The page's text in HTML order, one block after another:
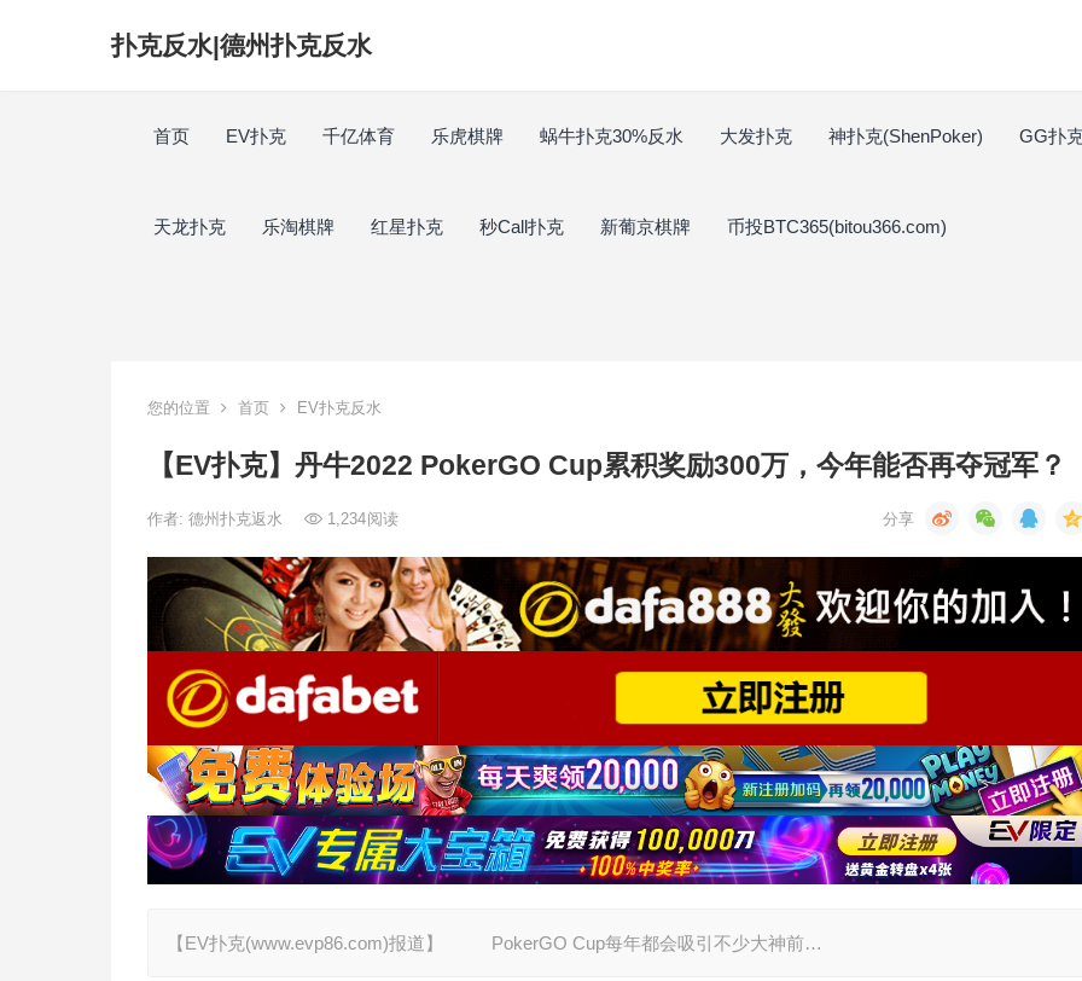
扑克反水|德州扑克反水
首页 EV扑克 千亿体育 乐虎棋牌 蜗牛扑克30%反水 大发扑克 神扑克(ShenPoker) GG扑
天龙扑克 乐淘棋牌 红星扑克 秒Call扑克 新葡京棋牌 币投BTC365(bitou366.com)
您的位置 首页 EV扑克反水
【EV扑克】丹牛2022 PokerGO Cup累积奖励300万，今年能否再夺冠军？
作者: 德州扑克返水 1,234阅读
【EV扑克(www.evp86.com)报道】 PokerGO Cup每年都会吸引不少大神前…